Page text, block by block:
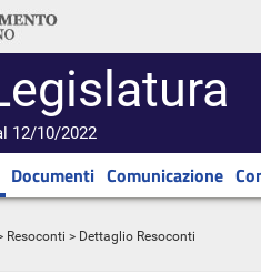
12/10/2022
Documenti Comunicazione
Resoconti > Dettaglio Resoconti